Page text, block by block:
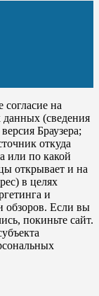
на
данных (сведения
Браузера;
откуда
или по какой
открывает и на
в целях
и
обзоров. Если вы
покиньте сайт.